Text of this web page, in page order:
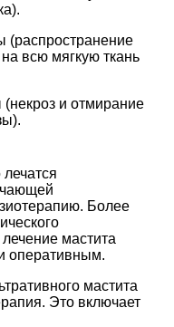
(распространение
всю мягкую ткань
и отмирание
Более
мастита
оперативным.
мастита
Это включает